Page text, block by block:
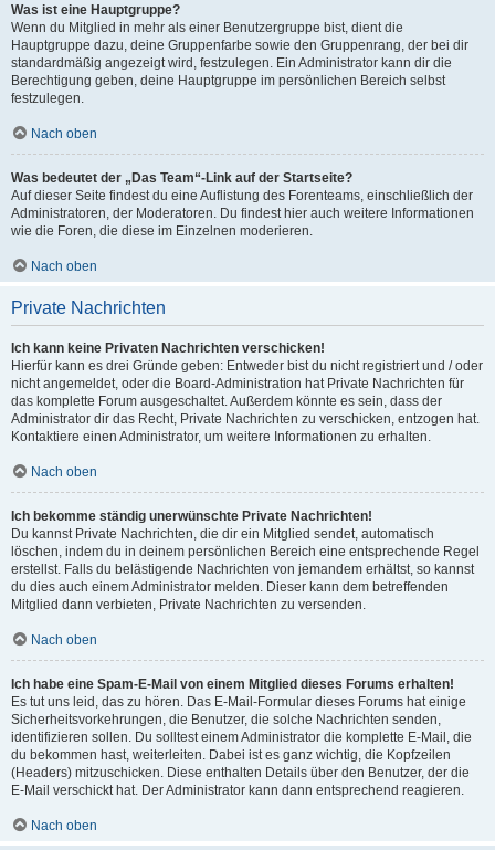
Was ist eine Hauptgruppe?
Wenn du Mitglied in mehr als einer Benutzergruppe bist, dient die
Hauptgruppe dazu, deine Gruppenfarbe sowie den Gruppenrang, der bei dir
standardmäßig angezeigt wird, festzulegen. Ein Administrator kann dir die
Berechtigung geben, deine Hauptgruppe im persönlichen Bereich selbst
festzulegen.
Nach oben
Was bedeutet der „Das Team“-Link auf der Startseite?
Auf dieser Seite findest du eine Auflistung des Forenteams, einschließlich der
Administratoren, der Moderatoren. Du findest hier auch weitere Informationen
wie die Foren, die diese im Einzelnen moderieren.
Nach oben
Private Nachrichten
Ich kann keine Privaten Nachrichten verschicken!
Hierfür kann es drei Gründe geben: Entweder bist du nicht registriert und / oder
nicht angemeldet, oder die Board-Administration hat Private Nachrichten für
das komplette Forum ausgeschaltet. Außerdem könnte es sein, dass der
Administrator dir das Recht, Private Nachrichten zu verschicken, entzogen hat.
Kontaktiere einen Administrator, um weitere Informationen zu erhalten.
Nach oben
Ich bekomme ständig unerwünschte Private Nachrichten!
Du kannst Private Nachrichten, die dir ein Mitglied sendet, automatisch
löschen, indem du in deinem persönlichen Bereich eine entsprechende Regel
erstellst. Falls du belästigende Nachrichten von jemandem erhältst, so kannst
du dies auch einem Administrator melden. Dieser kann dem betreffenden
Mitglied dann verbieten, Private Nachrichten zu versenden.
Nach oben
Ich habe eine Spam-E-Mail von einem Mitglied dieses Forums erhalten!
Es tut uns leid, das zu hören. Das E-Mail-Formular dieses Forums hat einige
Sicherheitsvorkehrungen, die Benutzer, die solche Nachrichten senden,
identifizieren sollen. Du solltest einem Administrator die komplette E-Mail, die
du bekommen hast, weiterleiten. Dabei ist es ganz wichtig, die Kopfzeilen
(Headers) mitzuschicken. Diese enthalten Details über den Benutzer, der die
E-Mail verschickt hat. Der Administrator kann dann entsprechend reagieren.
Nach oben